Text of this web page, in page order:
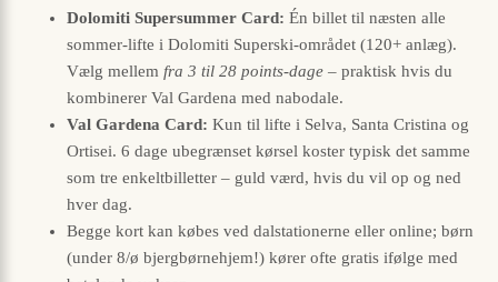
Dolomiti Supersummer Card: Én billet til næsten alle
sommer-lifte i Dolomiti Superski-området (120+ anlæg).
Vælg mellem fra 3 til 28 points-dage – praktisk hvis du
kombinerer Val Gardena med nabodale.
Val Gardena Card: Kun til lifte i Selva, Santa Cristina og
Ortisei. 6 dage ubegrænset kørsel koster typisk det samme
som tre enkeltbilletter – guld værd, hvis du vil op og ned
hver dag.
Begge kort kan købes ved dalstationerne eller online; børn
(under 8/ø bjergbørnehjem!) kører ofte gratis ifølge med